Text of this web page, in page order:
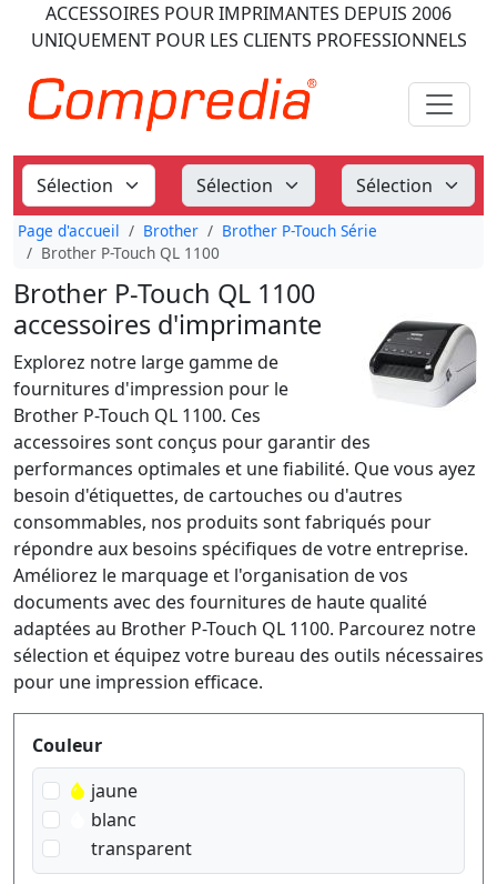
ACCESSOIRES POUR IMPRIMANTES DEPUIS 2006
UNIQUEMENT POUR LES CLIENTS PROFESSIONNELS
Page d'accueil Brother
Brother P-Touch Série
Brother P-Touch QL 1100
Brother P-Touch QL 1100
accessoires d'imprimante
Explorez notre large gamme de
fournitures d'impression pour le
Brother P-Touch QL 1100. Ces
accessoires sont conçus pour garantir des
performances optimales et une fiabilité. Que vous ayez
besoin d'étiquettes, de cartouches ou d'autres
consommables, nos produits sont fabriqués pour
répondre aux besoins spécifiques de votre entreprise.
Améliorez le marquage et l'organisation de vos
documents avec des fournitures de haute qualité
adaptées au Brother P-Touch QL 1100. Parcourez notre
sélection et équipez votre bureau des outils nécessaires
pour une impression efficace.
Produktfilter
Couleur
jaune
blanc
transparent